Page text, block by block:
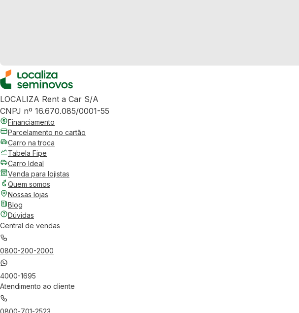
LOCALIZA Rent a Car S/A
CNPJ nº 16.670.085/0001-55
Financiamento
Parcelamento no cartão
Carro na troca
Tabela Fipe
Carro Ideal
Venda para lojistas
Quem somos
Nossas lojas
Blog
Dúvidas
Central de vendas
0800-200-2000
4000-1695
Atendimento ao cliente
0800-701-2523